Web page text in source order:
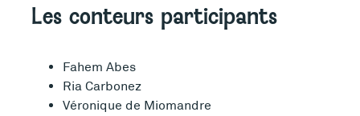
Les conteurs participants
Fahem Abes
Ria Carbonez
Véronique de Miomandre